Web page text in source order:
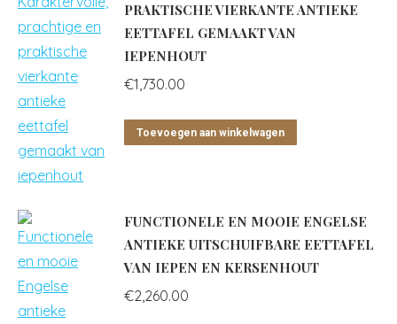
PRAKTISCHE VIERKANTE ANTIEKE
EETTAFEL GEMAAKT VAN
IEPENHOUT
€1,730.00
Toevoegen aan winkelwagen
FUNCTIONELE EN MOOIE ENGELSE
ANTIEKE UITSCHUIFBARE EETTAFEL
VAN IEPEN EN KERSENHOUT
€2,260.00